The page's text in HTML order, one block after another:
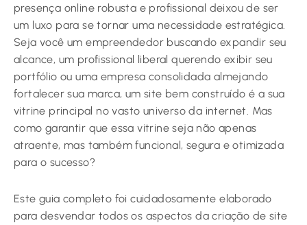
presença online robusta e profissional deixou de ser
um luxo para se tornar uma necessidade estratégica.
Seja você um empreendedor buscando expandir seu
alcance, um profissional liberal querendo exibir seu
portfólio ou uma empresa consolidada almejando
fortalecer sua marca, um site bem construído é a sua
vitrine principal no vasto universo da internet. Mas
como garantir que essa vitrine seja não apenas
atraente, mas também funcional, segura e otimizada
para o sucesso?
Este guia completo foi cuidadosamente elaborado
para desvendar todos os aspectos da criação de site